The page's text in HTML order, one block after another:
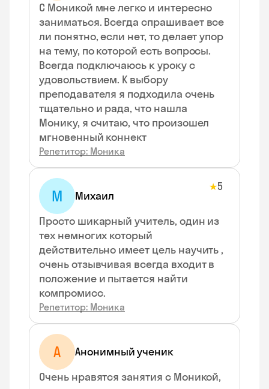
С Моникой мне легко и интересно
заниматься. Всегда спрашивает все
ли понятно, если нет, то делает упор
на тему, по которой есть вопросы.
Всегда подключаюсь к уроку с
удовольствием. К выбору
преподавателя я подходила очень
тщательно и рада, что нашла
Монику, я считаю, что произошел
мгновенный коннект
Репетитор: Моника
М Михаил
★5
Просто шикарный учитель, один из
тех немногих который
действительно имеет цель научить ,
очень отзывчивая всегда входит в
положение и пытается найти
компромисс.
Репетитор: Моника
А
Анонимный ученик
Очень нравятся занятия с Моникой,